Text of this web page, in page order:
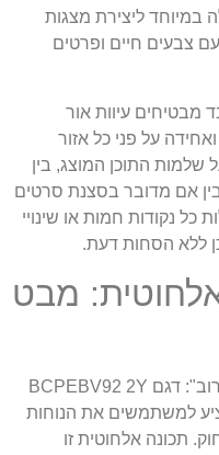
במיוחד ליצירת מצגות
עם צבעים חיים ופרטים
מבטיחים עיוות אור
על פני כל אזור
שלמות התוכן המוצג, בין
אם מדובר בסצנת סרטים
כל נקודות חמות או שינויי
ללא הסחות דעת.
מבט
"כוחה של שליטה אלחוטית: מבט מקרוב": דגם BCPEBV92 2Y
למשתמשים את הנוחות
תכונה אלחוטית זו